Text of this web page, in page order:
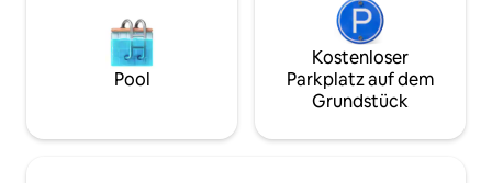
Pool
Kostenloser
Parkplatz auf dem
Grundstück